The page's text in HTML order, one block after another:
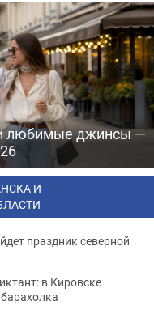
любимые джинсы —
И
праздник северной
в Кировске